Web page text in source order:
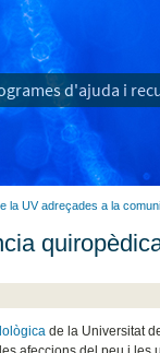
d'ajuda i
la UV adreçades a la
de la Universitat